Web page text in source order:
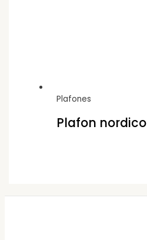
Plafones
Plafon nordico